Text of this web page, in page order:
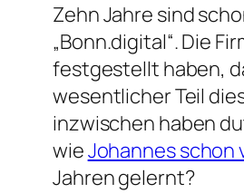
Zehn Jahre sind
„Bonn.digital“. Die
festgestellt haben,
wesentlicher Teil
inzwischen haben
wieJohannes schon
Jahren gelernt?